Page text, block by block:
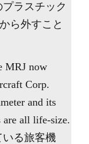
ラスチック
ら外すこと
MRJ now
Corp.
and its
are all life-size.
る旅客機